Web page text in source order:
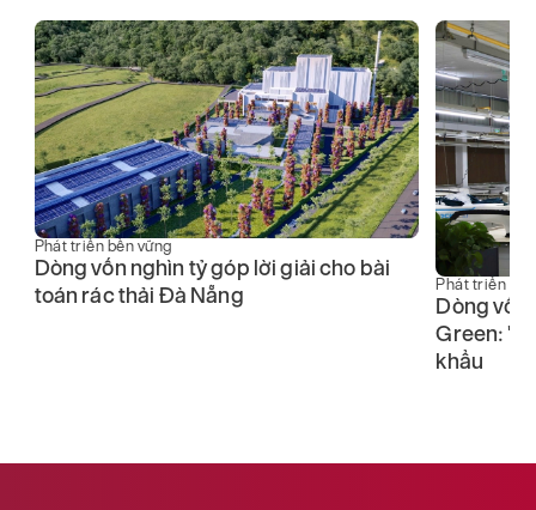
Phát triển bền vững
Dòng vốn nghìn tỷ góp lời giải cho bài
toán rác thải Đà Nẵng
Phát triển
Dòng vốn
Green:
khẩu